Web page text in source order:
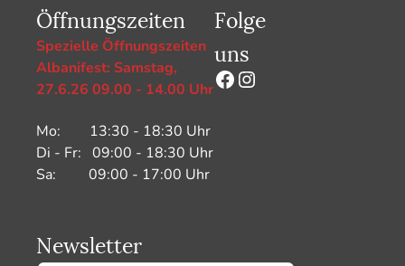
Öffnungszeiten
Spezielle Öffnungszeiten
Albanifest: Samstag,
27.6.26 09.00 - 14.00 Uhr
Mo: 13:30 - 18:30 Uhr
Di - Fr: 09:00 - 18:30 Uhr
Sa: 09:00 - 17:00 Uhr
Folge
uns
Facebook
Instagram
Newsletter